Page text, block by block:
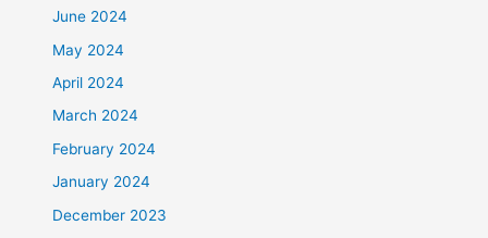
June 2024
May 2024
April 2024
March 2024
February 2024
January 2024
December 2023